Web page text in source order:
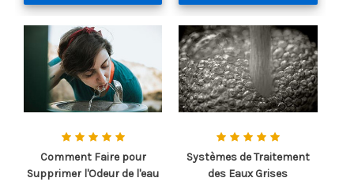
Comment Faire pour
Supprimer l'Odeur de l'eau
Systèmes de Traitement
des Eaux Grises